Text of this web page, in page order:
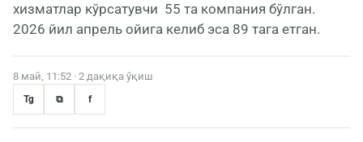
хизматлар кўрсатувчи 55 та компания бўлган.
2026 йил апрель ойига келиб эса 89 тага етган.
8 май, 11:52 · 2 дақиқа ўқиш
Tg ⧉ f